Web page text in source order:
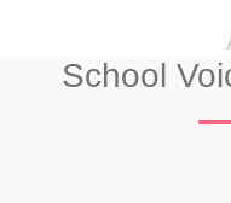
School